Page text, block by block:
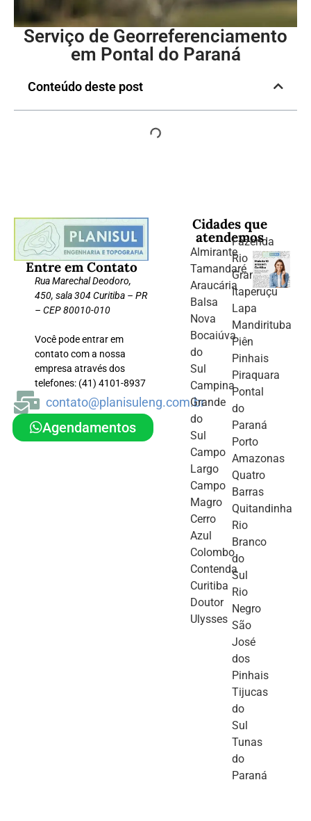
Serviço de Georreferenciamento
em Pontal do Paraná
Conteúdo deste post
Entre em Contato
Rua Marechal Deodoro,
450, sala 304 Curitiba – PR
– CEP 80010-010
Você pode entrar em
contato com a nossa
empresa através dos
telefones: (41) 4101-8937
contato@planisuleng.com.br
Agendamentos
Cidades que
atendemos
Almirante
Tamandaré
Araucária
Balsa
Nova
Bocaiúva
do
Sul
Campina
Grande
do
Sul
Campo
Largo
Campo
Magro
Cerro
Azul
Colombo
Contenda
Curitiba
Doutor
Ulysses
Fazenda
Rio
Grande
Itaperuçu
Lapa
Mandirituba
Piên
Pinhais
Piraquara
Pontal
do
Paraná
Porto
Amazonas
Quatro
Barras
Quitandinha
Rio
Branco
do
Sul
Rio
Negro
São
José
dos
Pinhais
Tijucas
do
Sul
Tunas
do
Paraná